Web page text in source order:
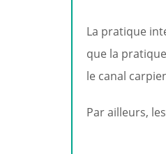
La pratique
que la
le canal
Par ailleurs,